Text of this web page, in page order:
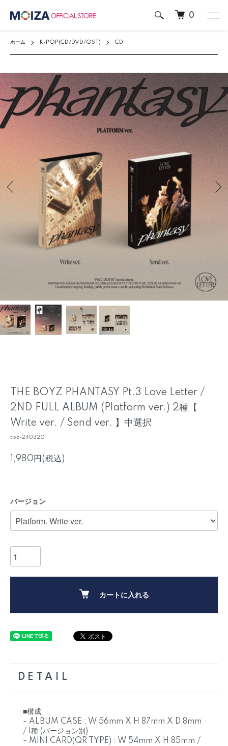
0
ホーム K-POP(CD/DVD/OST) CD
THE BOYZ PHANTASY Pt.3 Love Letter /
2ND FULL ALBUM (Platform ver.) 2種【
Write ver. / Send ver. 】中選択
tbz-240320
1,980円(税込)
バージョン
カートに入れる
DETAIL
■構成
- ALBUM CASE : W 56mm X H 87mm X D 8mm
/ 1種 (バージョン別)
- MINI CARD(QR TYPE) : W 54mm X H 85mm /